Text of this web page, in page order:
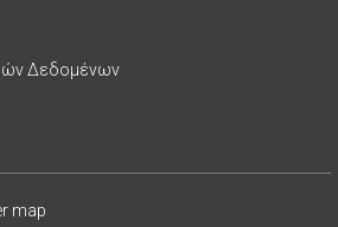
Δεδομένων